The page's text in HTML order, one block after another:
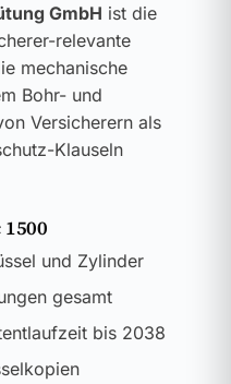
GmbH ist die
relevante
mechanische
Bohr- und
Versicherern als
Klauseln
1500
und Zylinder
gesamt
bis 2038